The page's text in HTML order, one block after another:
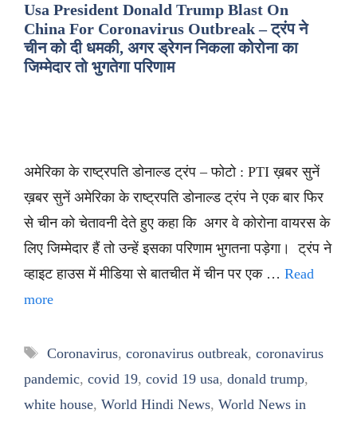
Usa President Donald Trump Blast On
China For Coronavirus Outbreak – ट्रंप ने
चीन को दी धमकी, अगर ड्रेगन निकला कोरोना का
जिम्मेदार तो भुगतेगा परिणाम
अमेरिका के राष्ट्रपति डोनाल्ड ट्रंप – फोटो : PTI ख़बर सुनें
ख़बर सुनें अमेरिका के राष्ट्रपति डोनाल्ड ट्रंप ने एक बार फिर
से चीन को चेतावनी देते हुए कहा कि अगर वे कोरोना वायरस के
लिए जिम्मेदार हैं तो उन्हें इसका परिणाम भुगतना पड़ेगा। ट्रंप ने
व्हाइट हाउस में मीडिया से बातचीत में चीन पर एक … Read
more
Tags
Coronavirus, coronavirus outbreak, coronavirus
pandemic, covid 19, covid 19 usa, donald trump,
white house, World Hindi News, World News in